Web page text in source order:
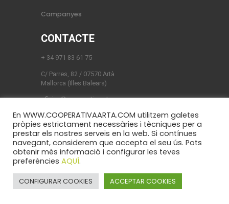
Campanyes
CONTACTE
+ 34 971 83 61 75
C/ Parres, 82 / 07570 Artà
Mallorca (Illes Balears)
oficina@cooperativaarta.com
Cooperativa d’Artà © 2023. Tots els Drets
Reservats.
En WWW.COOPERATIVAARTA.COM utilitzem galetes
pròpies estrictament necessàries i tècniques per a
prestar els nostres serveis en la web. Si contínues
navegant, considerem que accepta el seu ús. Pots
obtenir més informació i configurar les teves
preferències AQUÍ.
CONFIGURAR COOKIES ACCEPTAR COOKIES